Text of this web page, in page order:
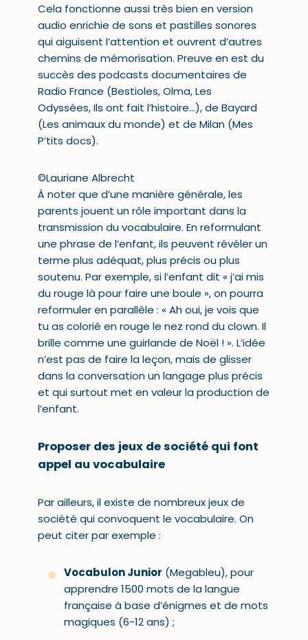
Cela fonctionne aussi très bien en version
audio enrichie de sons et pastilles sonores
qui aiguisent l’attentionet ouvrent d’autres
chemins de mémorisation. Preuve en est du
succès des podcasts documentaires de
Radio France (Bestioles,Olma,Les
Odyssées,Ils ont fait l’histoire…), de Bayard
(Les animaux du monde) et de Milan (Mes
P’tits docs).
©Lauriane Albrecht
À noter que d’une manière générale, les
parents jouent un rôle important dans la
transmission du vocabulaire. En reformulant
une phrase de l’enfant, ils peuvent révéler un
terme plus adéquat, plus précis ou plus
soutenu. Par exemple, si l’enfant dit « j’ai mis
du rouge là pour faire une boule », on pourra
reformuler en parallèle : « Ah oui, je vois que
tu as colorié en rouge le nez rond du clown. Il
brille comme une guirlande de Noël ! ». L’idée
n’est pas de faire la leçon, mais de glisser
dans la conversation un langage plus précis
et qui surtout met en valeur la production de
l’enfant.
Proposer des jeux de société qui font
appel au vocabulaire
Par ailleurs, il existe de nombreux jeux de
société qui convoquent le vocabulaire. On
peut citer par exemple :
Vocabulon Junior (Megableu), pour
apprendre 1500 mots de la langue
française à base d’énigmes et de mots
magiques (6-12 ans) ;